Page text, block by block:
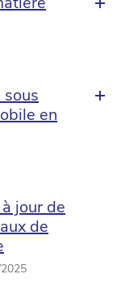
en
jour de
de